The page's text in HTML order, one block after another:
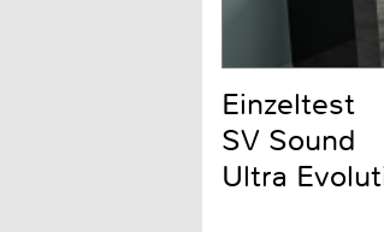
Einzeltest
SV Sound
Ultra